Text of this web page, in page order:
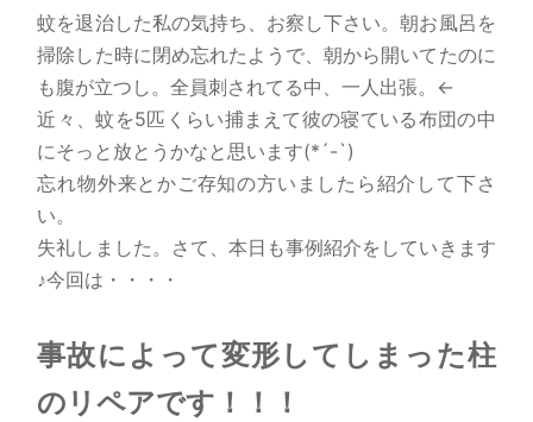
蚊を退治した私の気持ち、お察し下さい。朝お風呂を
掃除した時に閉め忘れたようで、朝から開いてたのに
も腹が立つし。全員刺されてる中、一人出張。←
近々、蚊を5匹くらい捕まえて彼の寝ている布団の中
にそっと放とうかなと思います(*´-`)
忘れ物外来とかご存知の方いましたら紹介して下さ
い。
失礼しました。さて、本日も事例紹介をしていきます
♪今回は・・・・
事故によって変形してしまった柱
のリペアです！！！